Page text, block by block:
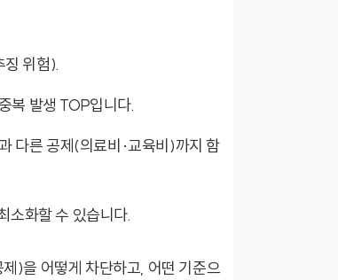
징 위험).
복 발생 TOP입니다.
다른 공제(의료비·교육비)까지 함
소화할 수 있습니다.
)을 어떻게 차단하고, 어떤 기준으